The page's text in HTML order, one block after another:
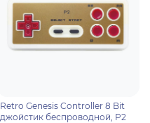
Retro Genesis Controller 8 Bit
джойстик беспроводной, P2